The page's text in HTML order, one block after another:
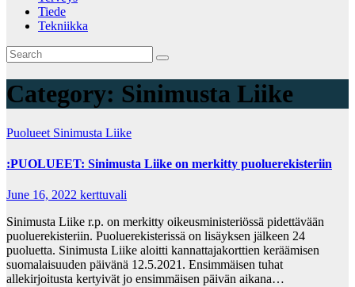
Tiede
Tekniikka
Category: Sinimusta Liike
Puolueet Sinimusta Liike
:PUOLUEET: Sinimusta Liike on merkitty puoluerekisteriin
June 16, 2022 kerttuvali
Sinimusta Liike r.p. on merkitty oikeusministeriössä pidettävään
puoluerekisteriin. Puoluerekisterissä on lisäyksen jälkeen 24
puoluetta. Sinimusta Liike aloitti kannattajakorttien keräämisen
suomalaisuuden päivänä 12.5.2021. Ensimmäisen tuhat
allekirjoitusta kertyivät jo ensimmäisen päivän aikana…